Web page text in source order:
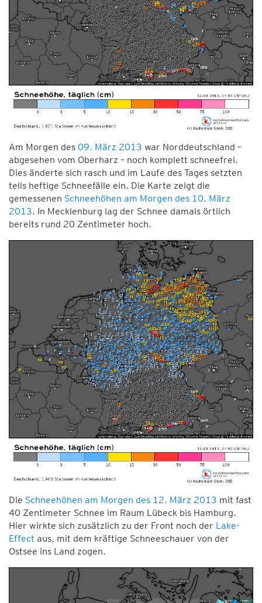
Am Morgen des 09. März 2013 war Norddeutschland –
abgesehen vom Oberharz – noch komplett schneefrei.
Dies änderte sich rasch und im Laufe des Tages setzten
teils heftige Schneefälle ein. Die Karte zeigt die
gemessenen Schneehöhen am Morgen des 10. März
2013. In Mecklenburg lag der Schnee damals örtlich
bereits rund 20 Zentimeter hoch.
Die Schneehöhen am Morgen des 12. März 2013 mit fast
40 Zentimeter Schnee im Raum Lübeck bis Hamburg.
Hier wirkte sich zusätzlich zu der Front noch der Lake-
Effect aus, mit dem kräftige Schneeschauer von der
Ostsee ins Land zogen.